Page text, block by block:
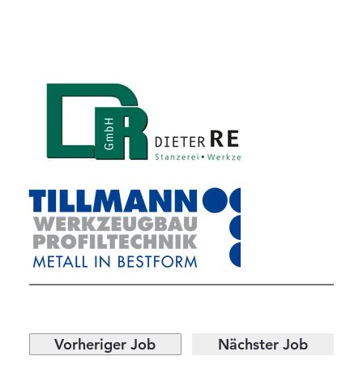
Nächster Job
Vorheriger Job